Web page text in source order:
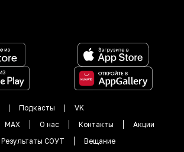
Подкасты
VK
MAX О нас Контакты
Акции
Результаты СОУТ Вещание